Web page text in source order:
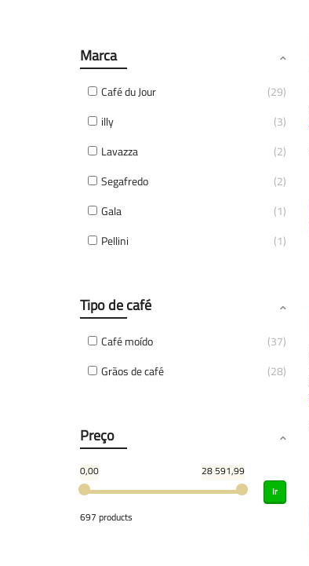
Marca
Café du Jour
29
illy
3
Lavazza
2
Segafredo
2
Gala
1
Pellini
1
Tipo de café
Café moído
37
Grãos de café
28
Preço
0,00 28 591,99
Ir
697 products